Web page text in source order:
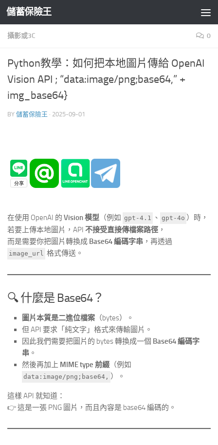
Skip to content
儲蓄保險王
攝影或3C 0
Python教學：如何把本地圖片傳給 OpenAI
Vision API ; “data:image/png;base64,” +
img_base64}
BY 儲蓄保險王 · 2025-09-01
在使用 OpenAI 的 Vision 模型 （例如 gpt-4.1 、 gpt-4o ）時，
若要上傳本地圖片，API 不接受直接傳檔案路徑 ，
而是需要你把圖片轉換成 Base64 編碼字串 ，再透過
image_url 格式傳送。
🔍 什麼是 Base64？
圖片本質是二進位檔案 （bytes）。
但 API 要求「純文字」格式來傳輸圖片。
因此我們需要把圖片的 bytes 轉換成一個 Base64 編碼字
串 。
然後再加上 MIME type 前綴 （例如
data:image/png;base64, ）。
這樣 API 就知道：
👉 這是一張 PNG 圖片，而且內容是 base64 編碼的。